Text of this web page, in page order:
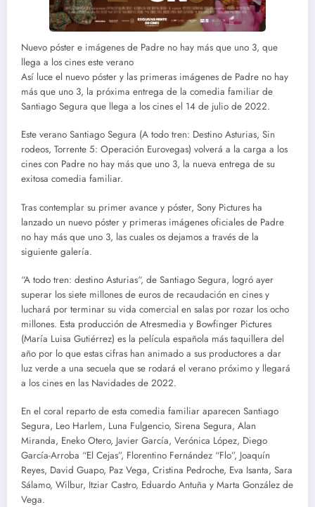
Nuevo póster e imágenes de Padre no hay más que uno 3, que
llega a los cines este verano
Así luce el nuevo póster y las primeras imágenes de Padre no hay
más que uno 3, la próxima entrega de la comedia familiar de
Santiago Segura que llega a los cines el 14 de julio de 2022.
Este verano Santiago Segura (A todo tren: Destino Asturias, Sin
rodeos, Torrente 5: Operación Eurovegas) volverá a la carga a los
cines con Padre no hay más que uno 3, la nueva entrega de su
exitosa comedia familiar.
Tras contemplar su primer avance y póster, Sony Pictures ha
lanzado un nuevo póster y primeras imágenes oficiales de Padre
no hay más que uno 3, las cuales os dejamos a través de la
siguiente galería.
“A todo tren: destino Asturias“, de Santiago Segura, logró ayer
superar los siete millones de euros de recaudación en cines y
luchará por terminar su vida comercial en salas por rozar los ocho
millones. Esta producción de Atresmedia y Bowfinger Pictures
(María Luisa Gutiérrez) es la película española más taquillera del
año por lo que estas cifras han animado a sus productores a dar
luz verde a una secuela que se rodará el verano próximo y llegará
a los cines en las Navidades de 2022.
En el coral reparto de esta comedia familiar aparecen Santiago
Segura, Leo Harlem, Luna Fulgencio, Sirena Segura, Alan
Miranda, Eneko Otero, Javier García, Verónica López, Diego
García-Arroba “El Cejas”, Florentino Fernández “Flo”, Joaquín
Reyes, David Guapo, Paz Vega, Cristina Pedroche, Eva Isanta, Sara
Sálamo, Wilbur, Itziar Castro, Eduardo Antuña y Marta González de
Vega.